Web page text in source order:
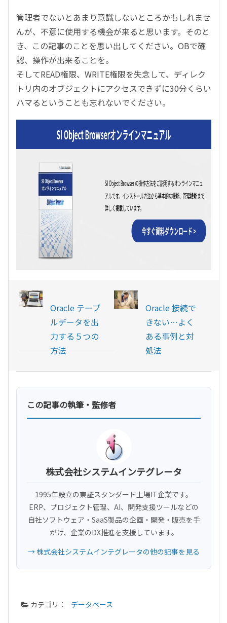
管理者でないとあまり意識しないところかもしれませ
んが、不意に使用する機会が来ると思います。そのと
き、この記事のことを思い出してください。OBで確
認、操作が出来ることを。
そしてREAD権限、WRITE権限を失念して、ディレク
トリ内のオブジェクトにアクセスできずに30分くらい
ハマるということも忘れないでください。
Oracle テーブ
ルデータを出
力する５つの
方法
Oracle 接続で
きない…よく
ある事例と対
処法
この記事の執筆・監修者
株式会社システムインテグレータ
1995年設立の東証スタンダード上場IT企業です。
ERP、プロジェクト管理、AI、開発支援ツールなどの
自社ソフトウェア・SaaS製品の企画・開発・販売を手
がけ、企業のDX推進を支援しています。
→ 株式会社システムインテグレータの他の記事を見る
カテゴリ： データベース